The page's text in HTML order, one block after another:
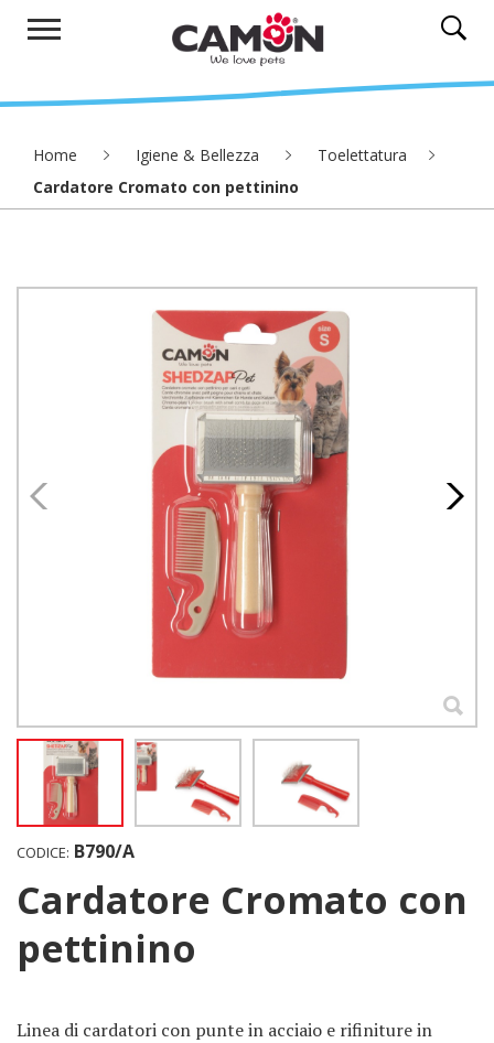
Home Igiene & Bellezza
Toelettatura
Cardatore Cromato con pettinino
CODICE: B790/A
Cardatore Cromato con
pettinino
Linea di cardatori con punte in acciaio e rifiniture in